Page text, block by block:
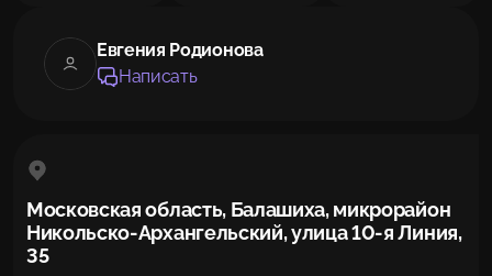
Евгения Родионова
Написать
Московская область, Балашиха, микрорайон
Никольско-Архангельский, улица 10-я Линия,
35